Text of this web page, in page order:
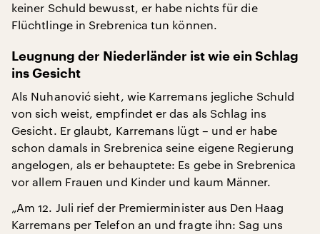
keiner Schuld bewusst, er habe nichts für die
Flüchtlinge in Srebrenica tun können.
Leugnung der Niederländer ist wie ein Schlag
ins Gesicht
Als Nuhanović sieht, wie Karremans jegliche Schuld
von sich weist, empfindet er das als Schlag ins
Gesicht. Er glaubt, Karremans lügt – und er habe
schon damals in Srebrenica seine eigene Regierung
angelogen, als er behauptete: Es gebe in Srebrenica
vor allem Frauen und Kinder und kaum Männer.
„Am 12. Juli rief der Premierminister aus Den Haag
Karremans per Telefon an und fragte ihn: Sag uns